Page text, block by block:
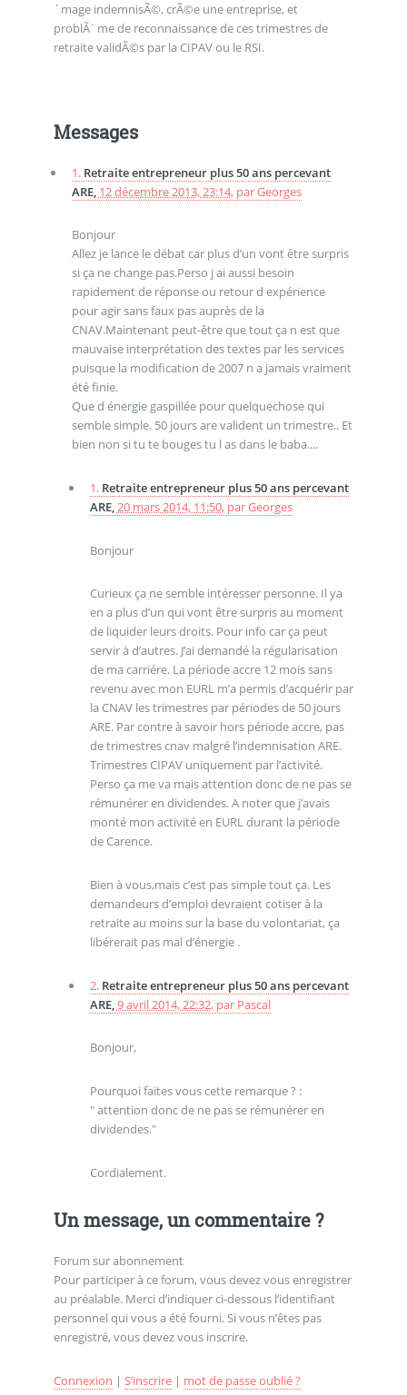
´mage indemnisÃ©, crÃ©e une entreprise, et
problÃ¨me de reconnaissance de ces trimestres de
retraite validÃ©s par la CIPAV ou le RSI.
Messages
1. Retraite entrepreneur plus 50 ans percevant
ARE, 12 décembre 2013, 23:14, parGeorges
Bonjour
Allez je lance le débat car plus d’un vont être surpris
si ça ne change pas.Perso j ai aussi besoin
rapidement de réponse ou retour d expérience
pour agir sans faux pas auprès de la
CNAV.Maintenant peut-être que tout ça n est que
mauvaise interprétation des textes par les services
puisque la modification de 2007 n a jamais vraiment
été finie.
Que d énergie gaspillée pour quelquechose qui
semble simple. 50 jours are valident un trimestre.. Et
bien non si tu te bouges tu l as dans le baba....
1. Retraite entrepreneur plus 50 ans percevant
ARE,20 mars 2014, 11:50, parGeorges
Bonjour
Curieux ça ne semble intéresser personne. Il ya
en a plus d’un qui vont être surpris au moment
de liquider leurs droits. Pour info car ça peut
servir à d’autres. J’ai demandé la régularisation
de ma carriére. La période accre 12 mois sans
revenu avec mon EURL m’a permis d’acquérir par
la CNAV les trimestres par périodes de 50 jours
ARE. Par contre à savoir hors période accre, pas
de trimestres cnav malgré l’indemnisation ARE.
Trimestres CIPAV uniquement par l’activité.
Perso ça me va mais attention donc de ne pas se
rémunérer en dividendes. A noter que j’avais
monté mon activité en EURL durant la période
de Carence.
Bien à vous,mais c’est pas simple tout ça. Les
demandeurs d’emploi devraient cotiser à la
retraite au moins sur la base du volontariat, ça
libérerait pas mal d’énergie .
2. Retraite entrepreneur plus 50 ans percevant
ARE,9 avril 2014, 22:32, par Pascal
Bonjour,
Pourquoi faites vous cette remarque ? :
" attention donc de ne pas se rémunérer en
dividendes."
Cordialement.
Un message, un commentaire ?
Forum sur abonnement
Pour participer à ce forum, vous devez vous enregistrer
au préalable. Merci d’indiquer ci-dessous l’identifiant
personnel qui vous a été fourni. Si vous n’êtes pas
enregistré, vous devez vous inscrire.
Connexion | S’inscrire| mot de passe oublié ?